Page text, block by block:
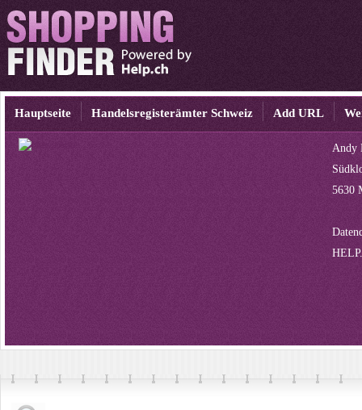
Hauptseite Handelsregisterämter Schweiz Add URL
Andy
5630